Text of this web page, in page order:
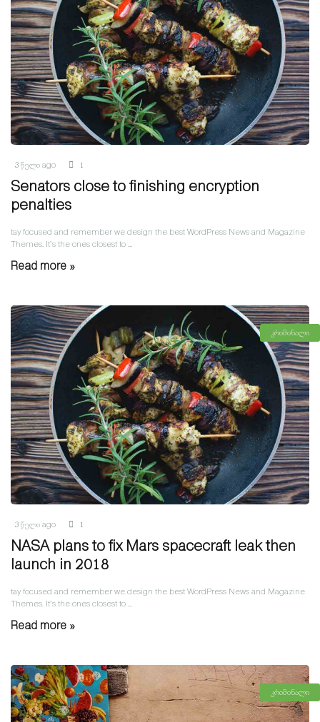
3 წელი ago 1
Senators close to finishing encryption
penalties
tay focused and remember we design the best WordPress News and Magazine
Themes. It’s the ones closest to ...
Read more »
კრიმინალი
3 წელი ago 1
NASA plans to fix Mars spacecraft leak then
launch in 2018
tay focused and remember we design the best WordPress News and Magazine
Themes. It’s the ones closest to ...
Read more »
კრიმინალი